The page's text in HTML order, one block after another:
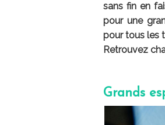
sans fin en
pour une
pour tous les
Retrouvez
Grands